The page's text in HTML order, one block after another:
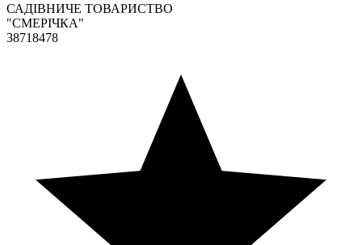
САДІВНИЧЕ ТОВАРИСТВО
"СМЕРІЧКА"
38718478